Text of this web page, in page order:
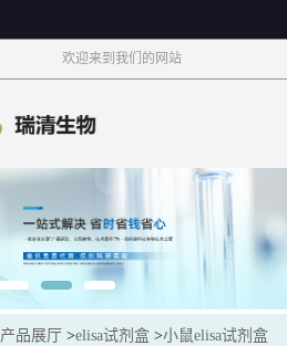
欢迎来到我们的网站
产品展厅 >elisa试剂盒 >小鼠elisa试剂盒